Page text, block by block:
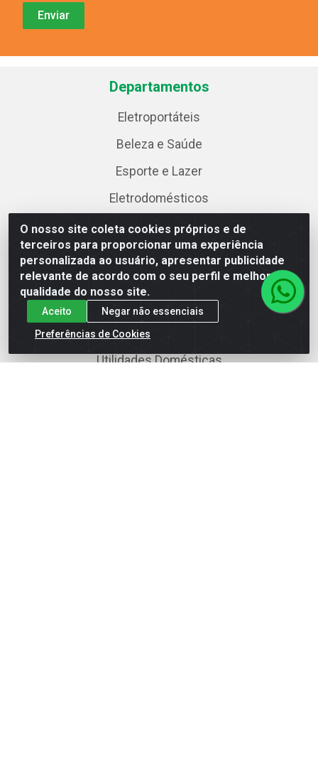
O nosso site coleta cookies próprios e de
terceiros para proporcionar uma experiência
personalizada ao usuário, apresentar publicidade
relevante de acordo com o seu perfil e melhorar a
qualidade do nosso site.
Aceito
Negar não essenciais
Preferências de Cookies
Departamentos
Eletroportáteis
Beleza e Saúde
Esporte e Lazer
Eletrodomésticos
Celulares
Móveis
Colchões e Box
TV e Áudio
Informática
Utilidades Domésticas